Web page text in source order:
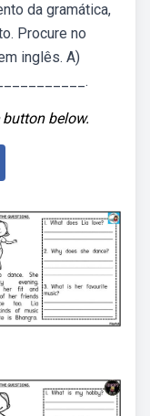
da gramática,
Procure no
inglês. A)
below.